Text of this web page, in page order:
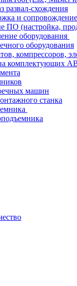
развал-схождения
и сопровождение
ПО (настройка,
оборудования
оборудования
компрессоров,
комплектующих
машин
станка